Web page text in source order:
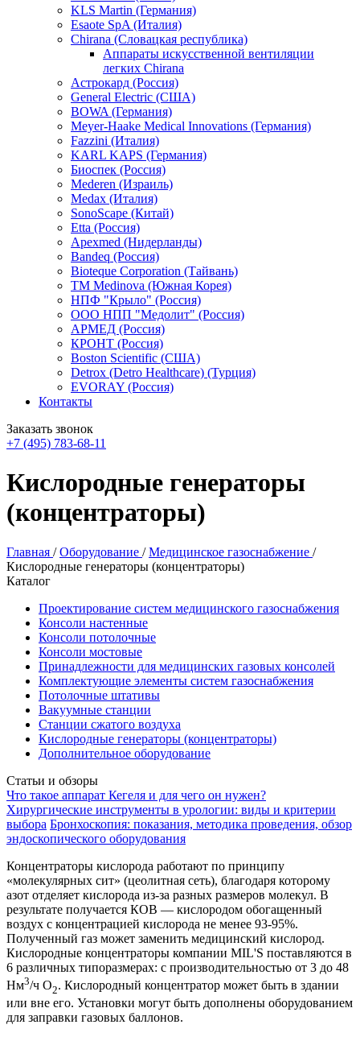
KLS Martin (Германия)
Esaote SpA (Италия)
Chirana (Словацкая республика)
Аппараты искусственной вентиляции
легких Chirana
Астрокард (Россия)
General Electric (США)
BOWA (Германия)
Meyer-Haake Medical Innovations (Германия)
Fazzini (Италия)
KARL KAPS (Германия)
Биоспек (Россия)
Mederen (Израиль)
Medax (Италия)
SonoScape (Китай)
Etta (Россия)
Apexmed (Нидерланды)
Bandeq (Россия)
Bioteque Corporation (Тайвань)
TM Medinova (Южная Корея)
НПФ "Крыло" (Россия)
ООО НПП "Медолит" (Россия)
АРМЕД (Россия)
КРОНТ (Россия)
Boston Scientific (США)
Detrox (Detro Healthcare) (Турция)
EVORAY (Россия)
Контакты
Заказать звонок
+7 (495) 783-68-11
Кислородные генераторы
(концентраторы)
Главная /Оборудование /Медицинское газоснабжение /
Кислородные генераторы (концентраторы)
Каталог
Проектирование систем медицинского газоснабжения
Консоли настенные
Консоли потолочные
Консоли мостовые
Принадлежности для медицинских газовых консолей
Комплектующие элементы систем газоснабжения
Потолочные штативы
Вакуумные станции
Станции сжатого воздуха
Кислородные генераторы (концентраторы)
Дополнительное оборудование
Статьи и обзоры
Что такое аппарат Кегеля и для чего он нужен?
Хирургические инструменты в урологии: виды и критерии
выбора Бронхоскопия: показания, методика проведения, обзор
эндоскопического оборудования
Концентраторы кислорода работают по принципу
«молекулярных сит» (цеолитная сеть), благодаря которому
азот отделяет кислорода из-за разных размеров молекул. В
результате получается КОВ — кислородом обогащенный
воздух с концентрацией кислорода не менее 93-95%.
Полученный газ может заменить медицинский кислород.
Кислородные концентраторы компании MIL'S поставляются в
6 различных типоразмерах: с производительностью от 3 до 48
Нм3/ч О2. Кислородный концентратор может быть в здании
или вне его. Установки могут быть дополнены оборудованием
для заправки газовых баллонов.